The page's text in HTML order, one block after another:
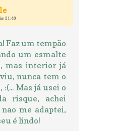
21:48
Faz um tempão
um esmalte
mas interior já
nunca tem o
Mas já usei o
risque, achei
me adaptei,
é lindo!